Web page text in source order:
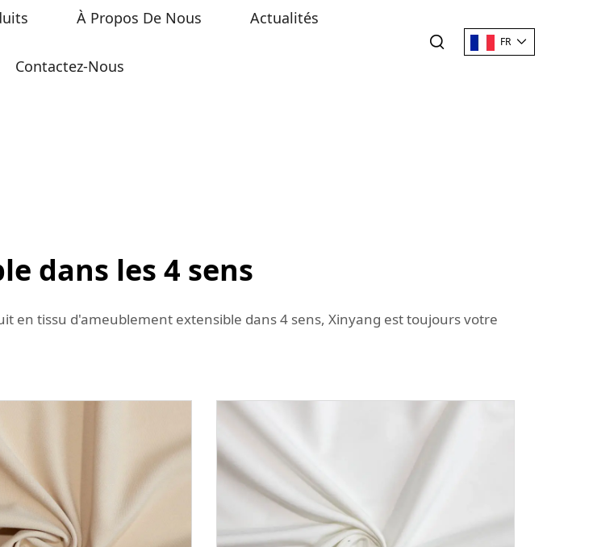
À Propos De Nous Actualités
Contactez-Nous
FR
dans les 4 sens
en tissu d'ameublement extensible dans 4 sens, Xinyang est toujours votre